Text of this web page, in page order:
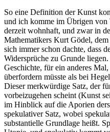
So eine Definition der Kunst
und ich komme im Übrigen von
derzeit wohnhaft, und zwar in
Mathematikers Kurt Gödel,
sich immer schon dachte, dass
Widersprüche zu Grunde
Geschichte, für ein anderes
überfordern müsste als bei
Dieser merkwürdige Satz, der
vorbeizugehen scheint (Kunst
im Hinblick auf die Aporien
spekulativer Satz, wobei
substantielle Grundlage heißt.